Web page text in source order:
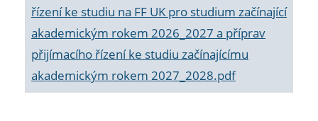
řízení ke studiu na FF UK pro studium začínající
akademickým rokem 2026_2027 a příprav
přijímacího řízení ke studiu začínajícímu
akademickým rokem 2027_2028.pdf